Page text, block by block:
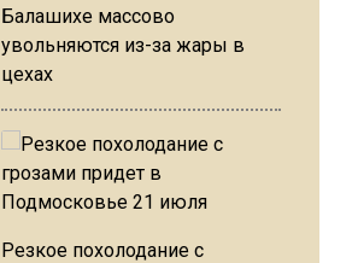
Балашихе массово
увольняются из-за жары в
цехах
Резкое похолодание с